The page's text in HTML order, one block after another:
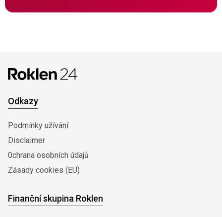
Odkazy
Podmínky užívání
Disclaimer
0chrana osobních údajů
Zásady cookies (EU)
Finanční skupina Roklen